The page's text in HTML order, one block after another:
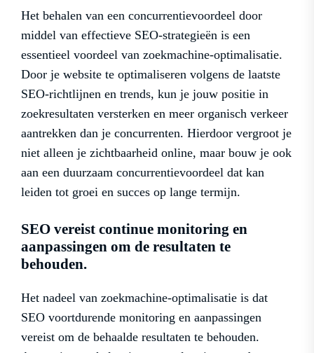
Het behalen van een concurrentievoordeel door
middel van effectieve SEO-strategieën is een
essentieel voordeel van zoekmachine-optimalisatie.
Door je website te optimaliseren volgens de laatste
SEO-richtlijnen en trends, kun je jouw positie in
zoekresultaten versterken en meer organisch verkeer
aantrekken dan je concurrenten. Hierdoor vergroot je
niet alleen je zichtbaarheid online, maar bouw je ook
aan een duurzaam concurrentievoordeel dat kan
leiden tot groei en succes op lange termijn.
SEO vereist continue monitoring en
aanpassingen om de resultaten te
behouden.
Het nadeel van zoekmachine-optimalisatie is dat
SEO voortdurende monitoring en aanpassingen
vereist om de behaalde resultaten te behouden.